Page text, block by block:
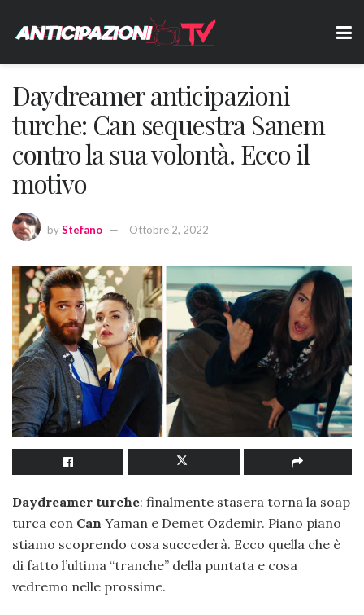
Daydreamer anticipazioni
turche: Can sequestra Sanem
contro la sua volontà. Ecco il
motivo
byStefano Ottobre 2, 2022
Daydreamer turche: finalmente stasera torna la soap
turca con Can Yaman e Demet Ozdemir. Piano piano
stiamo scoprendo cosa succederà. Ecco quella che è
di fatto l’ultima “tranche” della puntata e cosa
vedremo nelle prossime.